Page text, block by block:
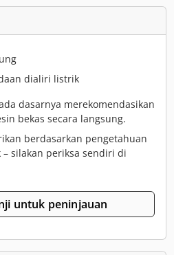
dialiri listrik
dasarnya merekomendasikan
bekas secara langsung.
berdasarkan pengetahuan
silakan periksa sendiri di
untuk peninjauan